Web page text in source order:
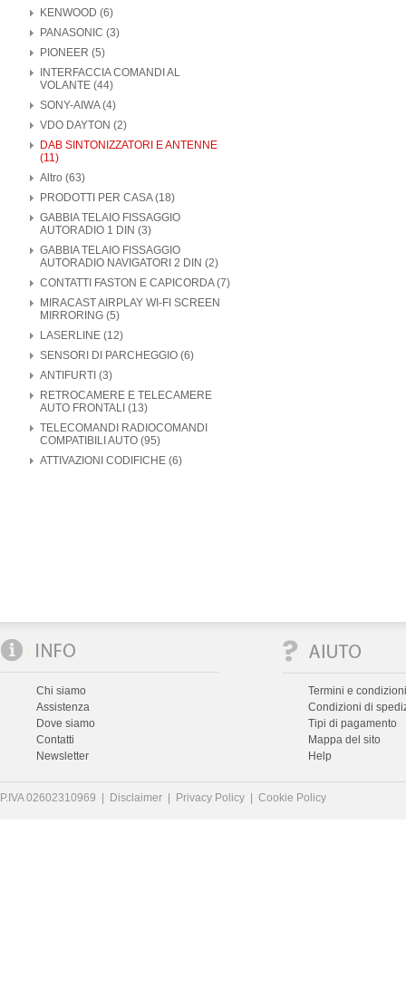
KENWOOD (6)
PANASONIC (3)
PIONEER (5)
INTERFACCIA COMANDI AL
VOLANTE (44)
SONY-AIWA (4)
VDO DAYTON (2)
DAB SINTONIZZATORI E ANTENNE
(11)
Altro (63)
PRODOTTI PER CASA (18)
GABBIA TELAIO FISSAGGIO
AUTORADIO 1 DIN (3)
GABBIA TELAIO FISSAGGIO
AUTORADIO NAVIGATORI 2 DIN (2)
CONTATTI FASTON E CAPICORDA (7)
MIRACAST AIRPLAY WI-FI SCREEN
MIRRORING (5)
LASERLINE (12)
SENSORI DI PARCHEGGIO (6)
ANTIFURTI (3)
RETROCAMERE E TELECAMERE
AUTO FRONTALI (13)
TELECOMANDI RADIOCOMANDI
COMPATIBILI AUTO (95)
ATTIVAZIONI CODIFICHE (6)
Chi siamo
Assistenza
Dove siamo
Contatti
Newsletter
Termini e
Condizioni di
Tipi di pagamento
Mappa del sito
Help
P.IVA 02602310969 | Disclaimer Privacy Policy Cookie Policy